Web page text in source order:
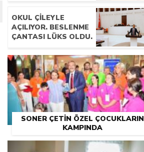
OKUL ÇILEYLE
AÇILIYOR. BESLENME
ÇANTASI LÜKS OLDU.
SONER ÇETIN ÖZEL ÇOCUKLARIN
KAMPINDA